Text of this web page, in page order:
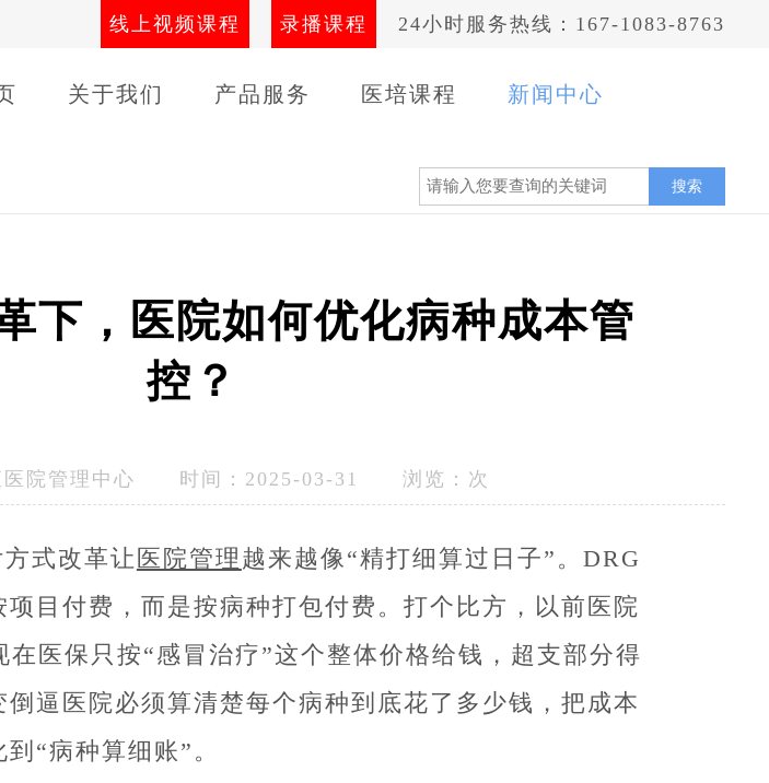
线上视频课程 录播课程 24小时服务热线：167-1083-8763
关于我们 产品服务 医培课程 新闻中心
搜索
下，医院如何优化病种成本管
控？
医院管理中心 时间：2025-03-31 浏览： 次
式改革让 医院管理 越来越像“精打细算过日子”。DRG
目付费，而是按病种打包付费。打个比方，以前医院
医保只按“感冒治疗”这个整体价格给钱，超支部分得
逼医院必须算清楚每个病种到底花了多少钱，把成本
“病种算细账”。